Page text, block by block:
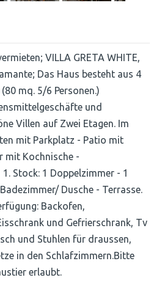
VILLA GRETA WHITE,
Das Haus besteht aus 4
mq. 5/6 Personen.)
und
Villen auf Zwei Etagen. Im
mit Parkplatz - Patio mit
mit Kochnische -
Stock: 1 Doppelzimmer - 1
Dusche - Terrasse.
Backofen,
und Gefrierschrank, Tv
und Stuhlen für draussen,
in den Schlafzimmern.Bitte
erlaubt.